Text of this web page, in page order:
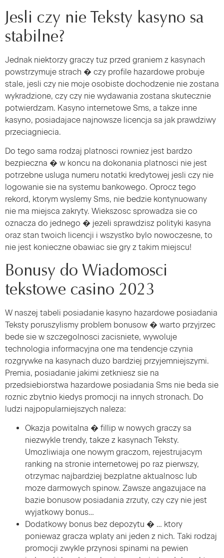
Jesli czy nie Teksty kasyno sa
stabilne?
Jednak niektorzy graczy tuz przed graniem z kasynach
powstrzymuje strach � czy profile hazardowe probuje
stale, jesli czy nie moje osobiste dochodzenie nie zostana
wykradzione, czy czy nie wydawania zostana skutecznie
potwierdzam. Kasyno internetowe Sms, a takze inne
kasyno, posiadajace najnowsze licencja sa jak prawdziwy
przeciagniecia.
Do tego sama rodzaj platnosci rowniez jest bardzo
bezpieczna � w koncu na dokonania platnosci nie jest
potrzebne usluga numeru notatki kredytowej jesli czy nie
logowanie sie na systemu bankowego. Oprocz tego
rekord, ktorym wyslemy Sms, nie bedzie kontynuowany
nie ma miejsca zakryty. Wiekszosc sprowadza sie co
oznacza do jednego � jezeli sprawdzisz polityki kasyna
oraz stan twoich licencji i wszystko bylo nowoczesne, to
nie jest konieczne obawiac sie gry z takim miejscu!
Bonusy do Wiadomosci
tekstowe casino 2023
W naszej tabeli posiadanie kasyno hazardowe posiadania
Teksty poruszylismy problem bonusow � warto przyjrzec
bede sie w szczegolnosci zacisniete, wywoluje
technologia informacyjna one ma tendencje czynia
rozgrywke na kasynach duzo bardziej przyjemniejszymi.
Premia, posiadanie jakimi zetkniesz sie na
przedsiebiorstwa hazardowe posiadania Sms nie beda sie
roznic zbytnio kiedys promocji na innych stronach. Do
ludzi najpopularniejszych naleza:
Okazja powitalna � fillip w nowych graczy sa
niezwykle trendy, takze z kasynach Teksty.
Umozliwiaja one nowym graczom, rejestrujacym
ranking na stronie internetowej po raz pierwszy,
otrzymac najbardziej bezplatne aktualnosc lub
moze darmowych spinow. Zawsze angazujace na
bazie bonusow posiadania zrzuty, czy czy nie jest
wyjatkowy bonus…
Dodatkowy bonus bez depozytu � … ktory
poniewaz gracza wplaty ani jeden z nich. Taki rodzaj
promocji zwykle przynosi spinami na pewien